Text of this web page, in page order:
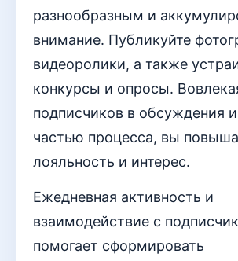
разнообразным и
внимание. Публикуйте
видеоролики, а также
конкурсы и опросы.
подписчиков в обсуждения
частью процесса, вы
лояльность и интерес.
Ежедневная активность и
взаимодействие с
помогает сформировать